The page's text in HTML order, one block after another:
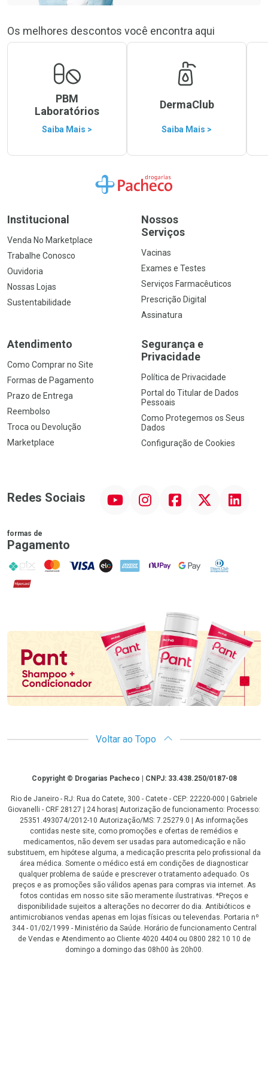
Os melhores descontos você encontra aqui
PBM
Laboratórios
Saiba Mais >
DermaClub
Saiba Mais >
Ir para a Home
Institucional
Venda No Marketplace
Trabalhe Conosco
Ouvidoria
Nossas Lojas
Sustentabilidade
Nossos
Serviços
Vacinas
Exames e Testes
Serviços Farmacêuticos
Prescrição Digital
Assinatura
Atendimento
Como Comprar no Site
Formas de Pagamento
Prazo de Entrega
Reembolso
Troca ou Devolução
Marketplace
Segurança e
Privacidade
Política de Privacidade
Portal do Titular de Dados
Pessoais
Como Protegemos os Seus
Dados
Configuração de Cookies
Redes Sociais InstagramFacebookTwitter Linkedin
formas de
Pagamento
PIX MasterCard
VISA ELO AMEX NuPay Google PayDiners Club
Hipercard
Promoção em Destaque
Voltar ao Topo
CopyrightCopyright © Drogarias Pacheco | CNPJ: 33.438.250/0187-08
Rio de Janeiro - RJ: Rua do Catete, 300 - Catete - CEP: 22220-000 | Gabriele
Giovanelli - CRF 28127 | 24 horas| Autorização de funcionamento: Processo:
25351.493074/2012-10 Autorização/MS: 7.25279.0 | As informações
contidas neste site, como promoções e ofertas de remédios e
medicamentos, não devem ser usadas para automedicação e não
substituem, em hipótese alguma, a medicação prescrita pelo profissional da
área médica. Somente o médico está em condições de diagnosticar
qualquer problema de saúde e prescrever o tratamento adequado. Os
preços e as promoções são válidos apenas para compras via internet. As
fotos contidas em nosso site são meramente ilustrativas. *Preços e
disponibilidade sujeitos a alterações no decorrer do dia. Antibióticos e
antimicrobianos vendas apenas em lojas físicas ou televendas. Portaria nº
344 - 01/02/1999 - Ministério da Saúde. Horário de funcionamento Central
de Vendas e Atendimento ao Cliente 4020 4404 ou 0800 282 10 10 de
domingo a domingo das 08h00 às 20h00.